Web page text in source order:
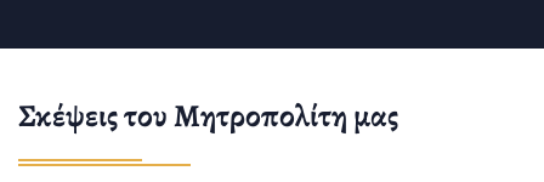
Σκέψεις του Μητροπολίτη μας